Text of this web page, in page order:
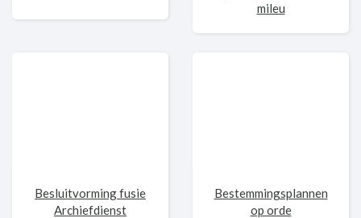
mileu
Besluitvorming fusie
Archiefdienst
Bestemmingsplannen
op orde